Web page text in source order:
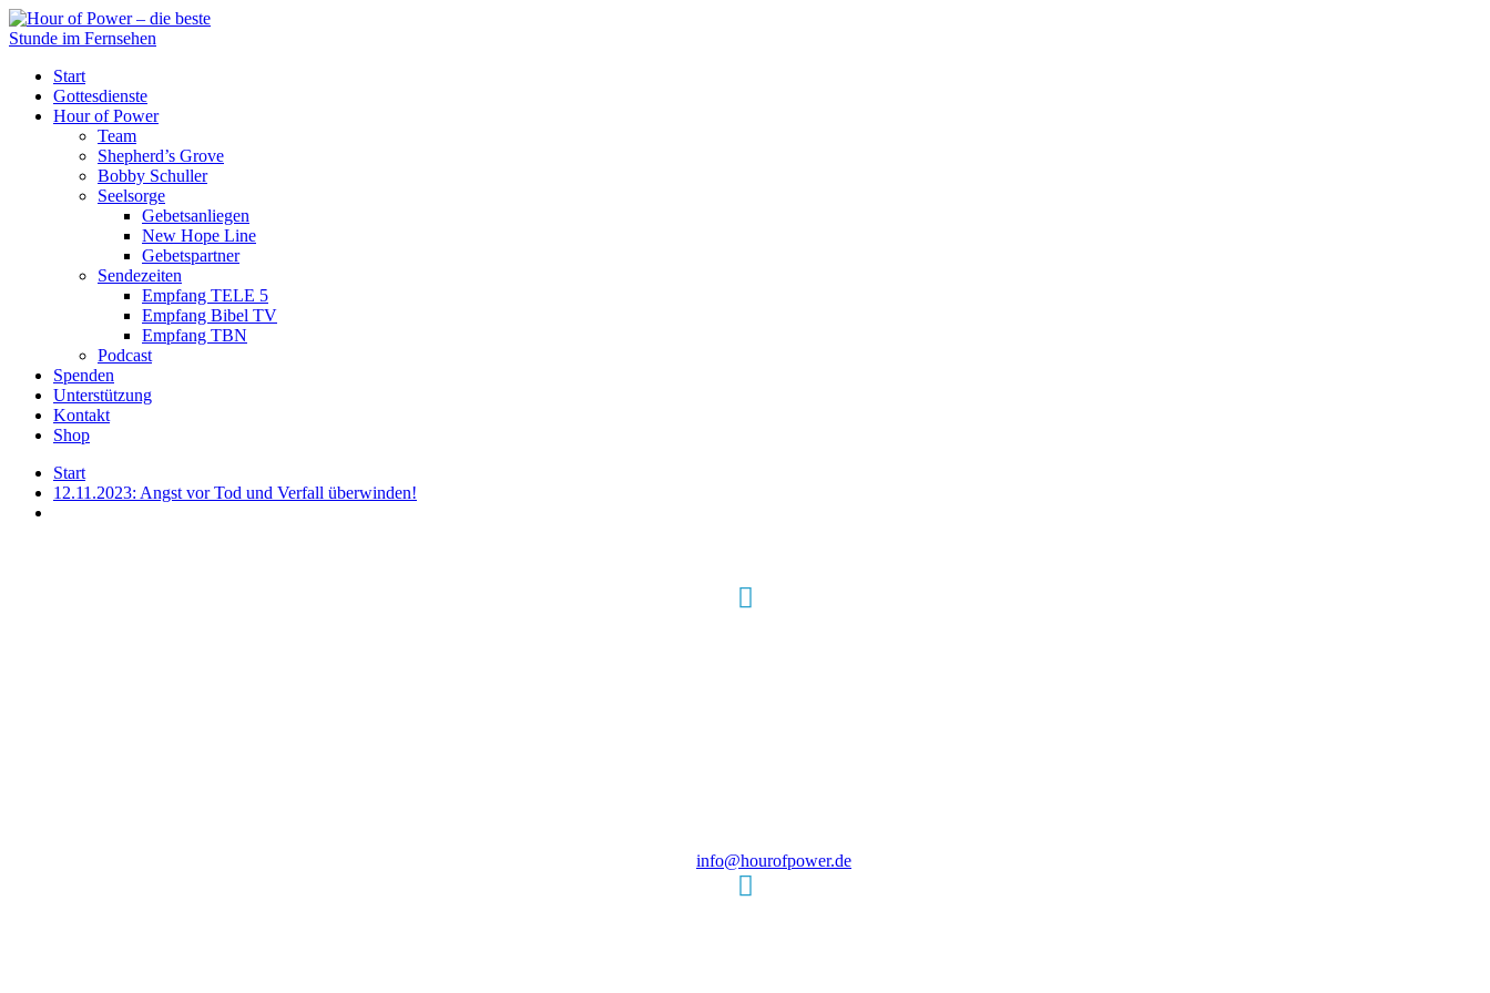
Start
Gottesdienste
Hour of Power
Team
Shepherd’s Grove
Bobby Schuller
Seelsorge
Gebetsanliegen
New Hope Line
Gebetspartner
Sendezeiten
Empfang TELE 5
Empfang Bibel TV
Empfang TBN
Podcast
Spenden
Unterstützung
Kontakt
Shop
Start
12.11.2023: Angst vor Tod und Verfall überwinden!
info@hourofpower.de